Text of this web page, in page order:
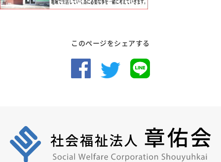
このページをシェアする